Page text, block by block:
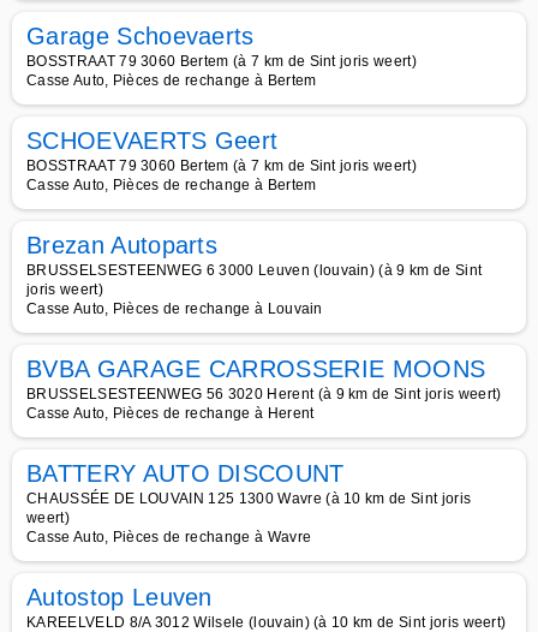
Garage Schoevaerts
BOSSTRAAT 79 3060 Bertem (à 7 km de Sint joris weert)
Casse Auto, Pièces de rechange à Bertem
SCHOEVAERTS Geert
BOSSTRAAT 79 3060 Bertem (à 7 km de Sint joris weert)
Casse Auto, Pièces de rechange à Bertem
Brezan Autoparts
BRUSSELSESTEENWEG 6 3000 Leuven (louvain) (à 9 km de Sint
joris weert)
Casse Auto, Pièces de rechange à Louvain
BVBA GARAGE CARROSSERIE MOONS
BRUSSELSESTEENWEG 56 3020 Herent (à 9 km de Sint joris weert)
Casse Auto, Pièces de rechange à Herent
BATTERY AUTO DISCOUNT
CHAUSSÉE DE LOUVAIN 125 1300 Wavre (à 10 km de Sint joris
weert)
Casse Auto, Pièces de rechange à Wavre
Autostop Leuven
KAREELVELD 8/A 3012 Wilsele (louvain) (à 10 km de Sint joris weert)